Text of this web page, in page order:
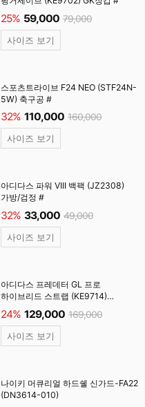
25% 59,000 79,000
사이즈 보기
스포츠트라이브 F24 NEO (STF24N-
5W) 축구공 #
32% 110,000 160,000
사이즈 보기
아디다스 파워 VIII 백팩 (JZ2308)
가방/검정 #
32% 33,000 49,000
사이즈 보기
아디다스 프레데터 GL 프로
하이브리드 스트랩 (KE9714)
GK장갑/솔라터보 #
24% 129,000 169,000
사이즈 보기
나이키 머큐리얼 하드쉘 신가드-FA22
(DN3614-010)